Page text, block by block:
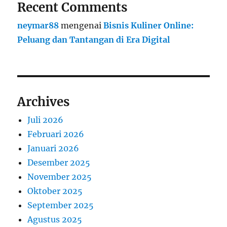
Recent Comments
neymar88 mengenaiBisnis Kuliner Online:
Peluang dan Tantangan di Era Digital
Archives
Juli 2026
Februari 2026
Januari 2026
Desember 2025
November 2025
Oktober 2025
September 2025
Agustus 2025